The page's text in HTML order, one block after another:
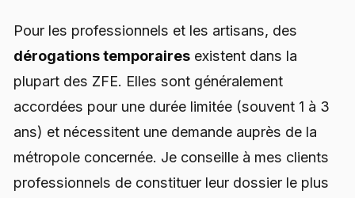
Pour les professionnels et les artisans, des
dérogations temporaires existent dans la
plupart des ZFE. Elles sont généralement
accordées pour une durée limitée (souvent 1 à 3
ans) et nécessitent une demande auprès de la
métropole concernée. Je conseille à mes clients
professionnels de constituer leur dossier le plus